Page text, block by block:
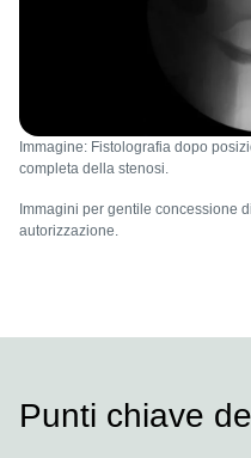
Immagine: Fistolografia dopo
completa della stenosi.
Immagini per gentile concessione
autorizzazione.
Punti chiave